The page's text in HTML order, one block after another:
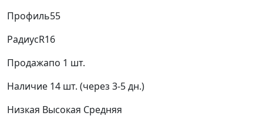
Профиль55
РадиусR16
Продажапо 1 шт.
Наличие 14 шт. (через 3-5 дн.)
Низкая Высокая Средняя